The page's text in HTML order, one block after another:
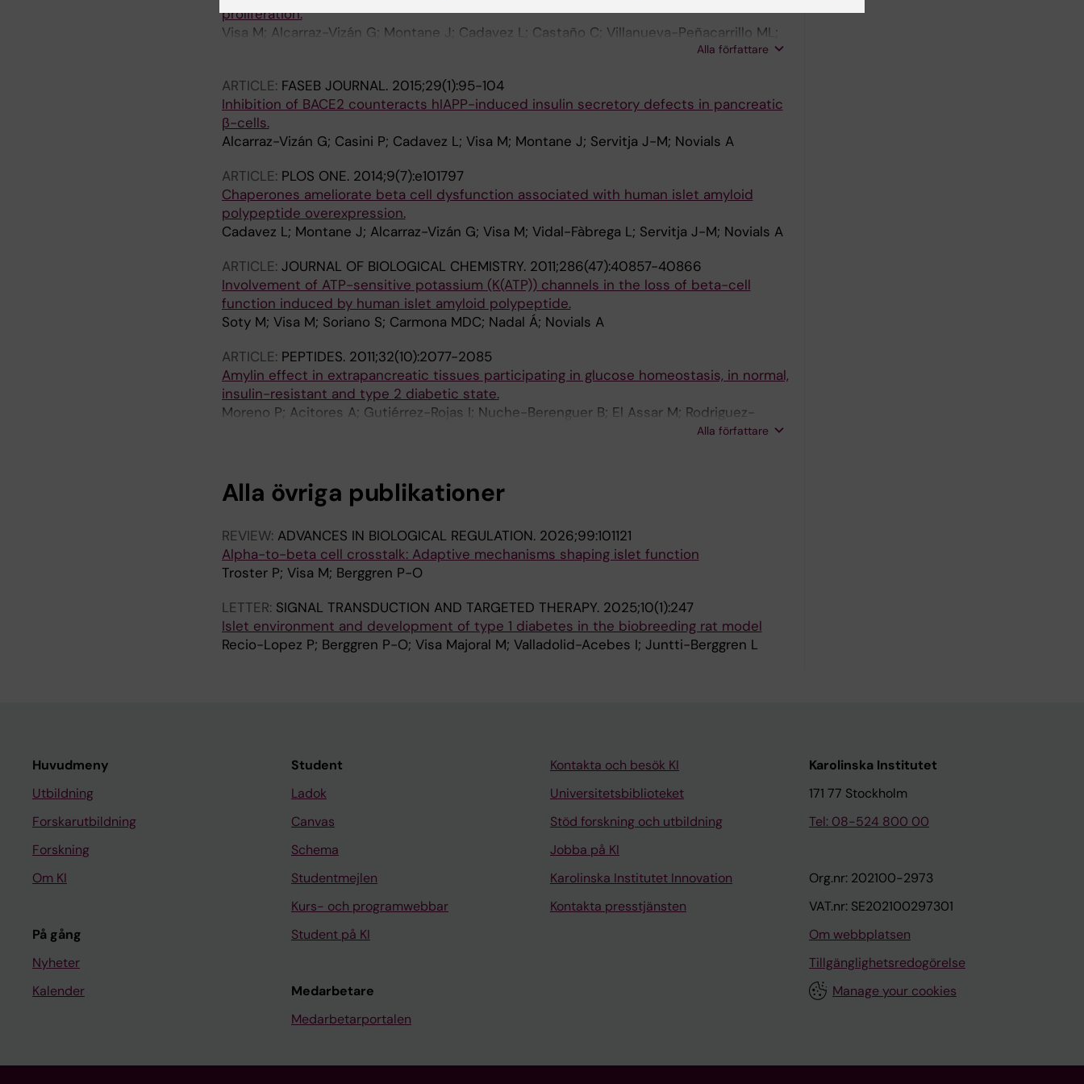
proliferation.
Visa M; Alcarraz-Vizán G; Montane J; Cadavez L; Castaño C; Villanueva-Peñacarrillo ML;
Alla författare
ARTICLE: FASEB JOURNAL. 2015;29(1):95-104
Inhibition of BACE2 counteracts hIAPP-induced insulin secretory defects in pancreatic
β-cells.
Alcarraz-Vizán G; Casini P; Cadavez L; Visa M; Montane J; Servitja J-M; Novials A
ARTICLE: PLOS ONE. 2014;9(7):e101797
Chaperones ameliorate beta cell dysfunction associated with human islet amyloid
polypeptide overexpression.
Cadavez L; Montane J; Alcarraz-Vizán G; Visa M; Vidal-Fàbrega L; Servitja J-M; Novials A
ARTICLE: JOURNAL OF BIOLOGICAL CHEMISTRY. 2011;286(47):40857-40866
Involvement of ATP-sensitive potassium (K(ATP)) channels in the loss of beta-cell
function induced by human islet amyloid polypeptide.
Soty M; Visa M; Soriano S; Carmona MDC; Nadal Á; Novials A
ARTICLE: PEPTIDES. 2011;32(10):2077-2085
Amylin effect in extrapancreatic tissues participating in glucose homeostasis, in normal,
insulin-resistant and type 2 diabetic state.
Moreno P; Acitores A; Gutiérrez-Rojas I; Nuche-Berenguer B; El Assar M; Rodriguez-
Mañas L; Gomis R; Valverde I; Visa M; Malaisse WJ; Novials A; González N; Villanueva-
Alla författare
Alla övriga publikationer
REVIEW: ADVANCES IN BIOLOGICAL REGULATION. 2026;99:101121
Alpha-to-beta cell crosstalk: Adaptive mechanisms shaping islet function
Troster P; Visa M; Berggren P-O
LETTER: SIGNAL TRANSDUCTION AND TARGETED THERAPY. 2025;10(1):247
Islet environment and development of type 1 diabetes in the biobreeding rat model
Recio-Lopez P; Berggren P-O; Visa Majoral M; Valladolid-Acebes I; Juntti-Berggren L
Huvudmeny
Utbildning
Forskarutbildning
Forskning
Om KI
På gång
Nyheter
Kalender
Student
Ladok
Canvas
Schema
Studentmejlen
Kurs- och programwebbar
Student på KI
Medarbetare
Medarbetarportalen
Kontakta och besök KI
Universitetsbiblioteket
Stöd forskning och utbildning
Jobba på KI
Karolinska Institutet Innovation
Kontakta presstjänsten
Karolinska Institutet
171 77 Stockholm
Tel: 08-524 800 00
Org.nr: 202100-2973
VAT.nr: SE202100297301
Om webbplatsen
Tillgänglighetsredogörelse
Manage your cookies